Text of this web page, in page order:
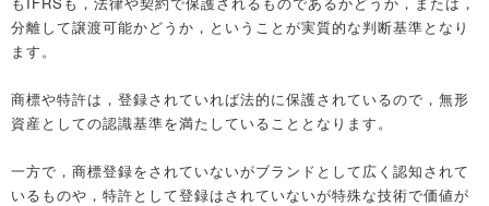
分離して譲渡可能かどうか，ということが実質的な判断基準となり
ます。
商標や特許は，登録されていれば法的に保護されているので，無形
資産としての認識基準を満たしていることとなります。
一方で，商標登録をされていないがブランドとして広く認知されて
いるものや，特許として登録はされていないが特殊な技術で価値が